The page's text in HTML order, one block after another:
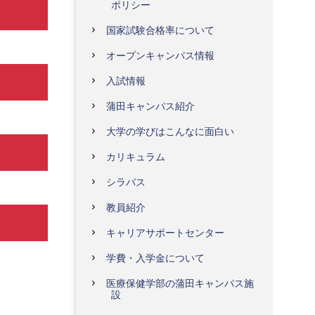
ポリシー
国家試験合格率について
オープンキャンパス情報
入試情報
蒲田キャンパス紹介
大学の学びはこんなに面白い
カリキュラム
シラバス
教員紹介
キャリアサポートセンター
学費・入学金について
医療保健学部の蒲田キャンパス施
設